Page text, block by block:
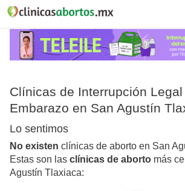
Clínicas de Interrupción Legal
Embarazo en San Agustín
Lo sentimos
No existen clínicas de aborto en San
Estas son las clínicas de aborto más
Agustín Tlaxiaca: